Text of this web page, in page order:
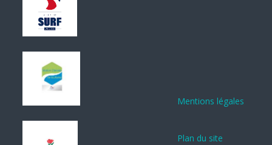
Mentions légales
Plan du site